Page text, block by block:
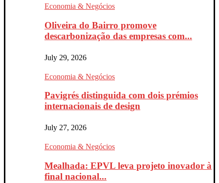
Economia & Negócios
Oliveira do Bairro promove
descarbonização das empresas com...
July 29, 2026
Economia & Negócios
Pavigrés distinguida com dois prémios
internacionais de design
July 27, 2026
Economia & Negócios
Mealhada: EPVL leva projeto inovador à
final nacional...